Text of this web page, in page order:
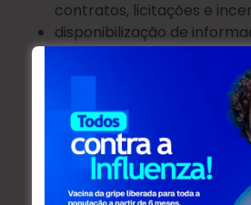
contratos, licitações e
disponibilização de
emendas parlamentares
pelo município
estaduais, deputados
assim como de emendas
vereadores;
criação de leis, planos e
abertos, fomentando a